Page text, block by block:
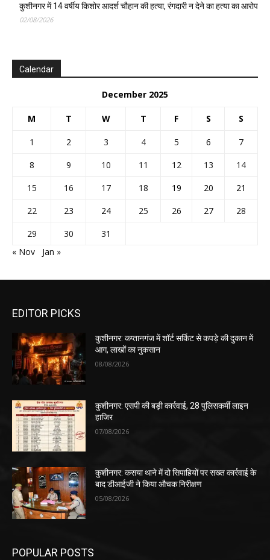
कुशीनगर में 14 वर्षीय किशोर आदर्श चौहान की हत्या, रंगदारी न देने का हत्या का आरोप
02/08/2026
Calendar
December 2025
M T W T F S S
1 2 3 4 5 6
7
8
9 10 11 12 13
14
15
16 17 18 19 20
21
22
23 24 25 26 27
28
29
30
31
« Nov
Jan »
EDITOR PICKS
कुशीनगर: कप्तानगंज में शॉर्ट सर्किट से कपड़े की दुकान में
आग, लाखों का नुकसान
08/08/2026
कुशीनगर: एसपी की बड़ी कार्रवाई, 28 पुलिसकर्मी लाइन
हाजिर
07/08/2026
कुशीनगर: कसया थाने में दो सिपाहियों पर सख्त कार्रवाई के
बाद डीआईजी ने किया औचक निरीक्षण
05/08/2026
POPULAR POSTS